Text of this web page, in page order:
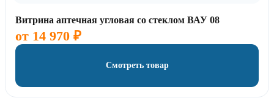
Витрина аптечная угловая со стеклом ВАУ 08
от 14 970 ₽
Смотреть товар